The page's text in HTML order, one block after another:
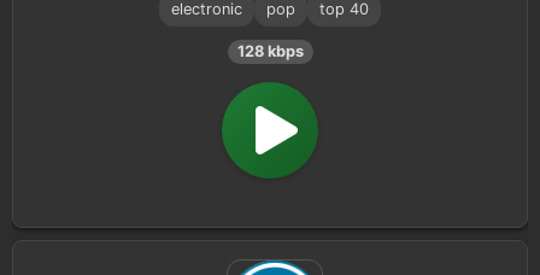
electronic pop top 40
128 kbps